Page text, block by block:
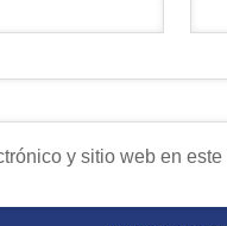
y sitio web en